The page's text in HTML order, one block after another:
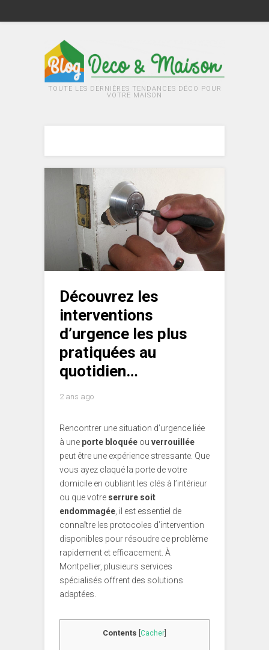
TOUTE LES DERNIÈRES TENDANCES DÉCO POUR
VOTRE MAISON
Découvrez les
interventions
d’urgence les plus
pratiquées au
quotidien…
2 ans ago
Rencontrer une situation d’urgence liée
à une porte bloquée ou verrouillée
peut être une expérience stressante. Que
vous ayez claqué la porte de votre
domicile en oubliant les clés à l’intérieur
ou que votre serrure soit
endommagée, il est essentiel de
connaître les protocoles d’intervention
disponibles pour résoudre ce problème
rapidement et efficacement. À
Montpellier, plusieurs services
spécialisés offrent des solutions
adaptées.
Contents Cacher